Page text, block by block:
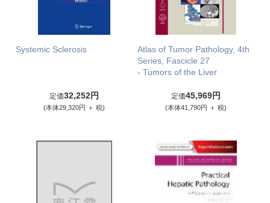
Systemic Sclerosis
定価32,252円
(本体29,320円 ＋ 税)
Atlas of Tumor Pathology, 4th
Series, Fascicle 27
- Tumors of the Liver
定価45,969円
(本体41,790円 ＋ 税)